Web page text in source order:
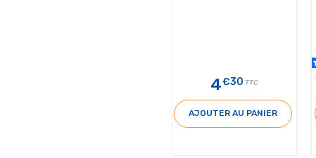
4€30 TTC
AJOUTER AU PANIER